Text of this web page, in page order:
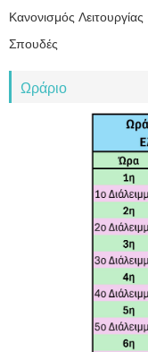
Κανονισμός Λειτουργίας
Σπουδές
Ωράριο